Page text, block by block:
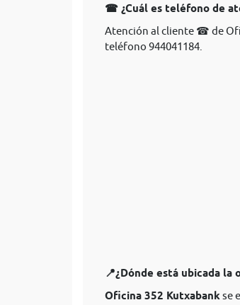
☎ ¿Cuál es teléfono de
Atención al cliente ☎ de
teléfono 944041184.
📍¿Dónde está ubicada la
Oficina 352 Kutxabankse